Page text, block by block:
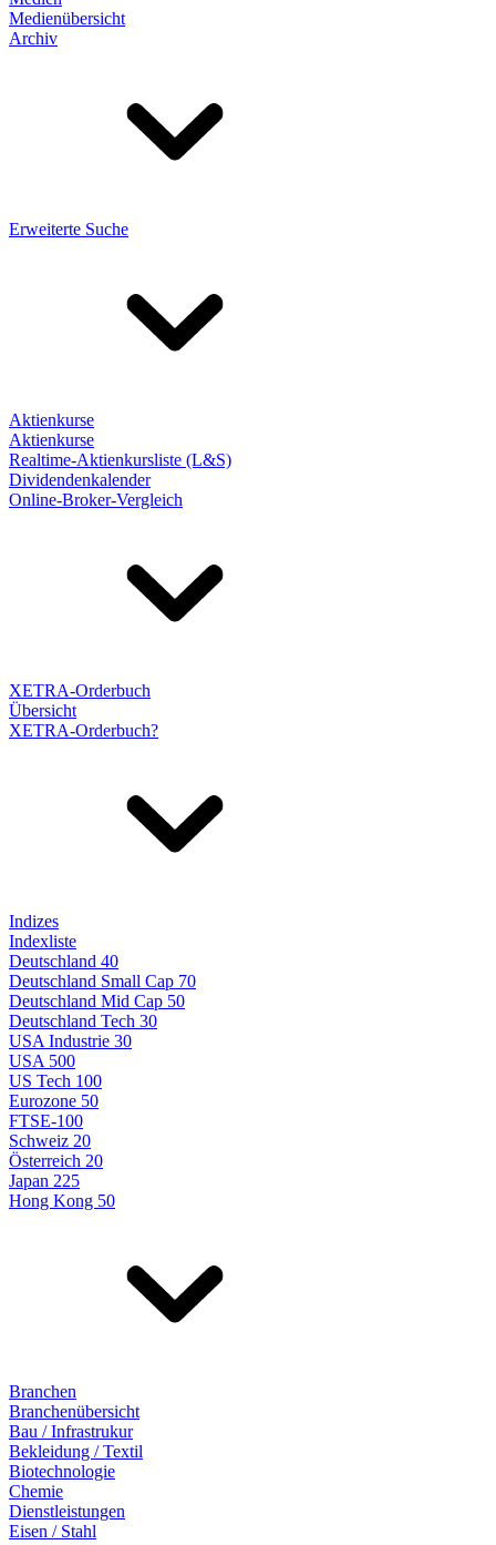
Medienübersicht
Archiv
Erweiterte Suche
Aktienkurse
Aktienkurse
Realtime-Aktienkursliste (L&S)
Dividendenkalender
Online-Broker-Vergleich
XETRA-Orderbuch
Übersicht
XETRA-Orderbuch?
Indizes
Indexliste
Deutschland 40
Deutschland Small Cap 70
Deutschland Mid Cap 50
Deutschland Tech 30
USA Industrie 30
USA 500
US Tech 100
Eurozone 50
FTSE-100
Schweiz 20
Österreich 20
Japan 225
Hong Kong 50
Branchen
Branchenübersicht
Bau / Infrastrukur
Bekleidung / Textil
Biotechnologie
Chemie
Dienstleistungen
Eisen / Stahl